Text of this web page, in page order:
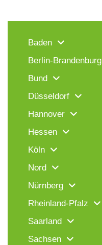
Baden
Berlin-Brandenburg
Bund
Düsseldorf
Hannover
Hessen
Köln
Nord
Nürnberg
Rheinland-Pfalz
Saarland
Sachsen